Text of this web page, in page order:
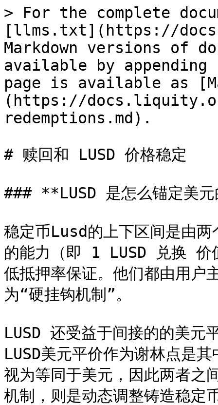
> For the complete
[llms.txt](https://
Markdown versions of
available by
page is available as
(https://
redemptions.md).
# 赎回和 LUSD 价格稳定
### **LUSD 是怎么锚定美
稳定币Lusd的上下区间是由
的能力（即 1 LUSD 兑换 价
低抵押率保证。他们都由用户
为“硬挂钩机制”。
LUSD 还受益于间接的的美元
LUSD美元平价作为谢林点
视为等同于美元，因此两者之
机制，则是动态调整铸造稳定